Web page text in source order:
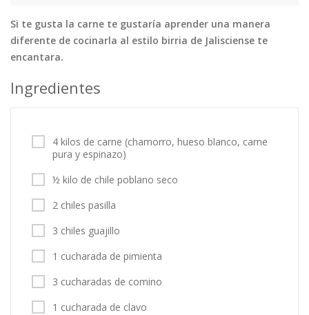
Tortas Vegetales
Vegetarian…
Recetas
Tips y Trucos
Entrar / Registrarse
Si te gusta la carne te gustaría aprender una manera
diferente de cocinarla al estilo birria de Jalisciense te
encantara.
Ingredientes
4 kilos de carne (chamorro, hueso blanco, carne
pura y espinazo)
½ kilo de chile poblano seco
2 chiles pasilla
3 chiles guajillo
1 cucharada de pimienta
3 cucharadas de comino
1 cucharada de clavo